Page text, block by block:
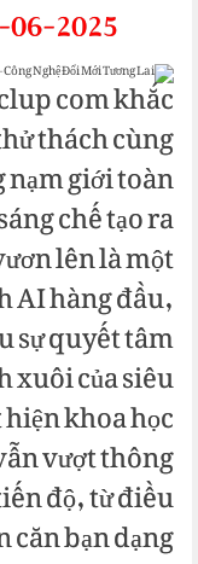
2025
com khắc
thách cùng
giới toàn
chế tạo ra
lên là một
hàng đầu,
quyết tâm
của siêu
khoa học
vượt thông
độ, từ điều
bạn dạng